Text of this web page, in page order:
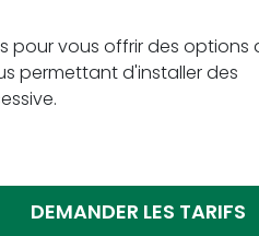
pour vous offrir des options
permettant d'installer des
DEMANDER LES TARIFS